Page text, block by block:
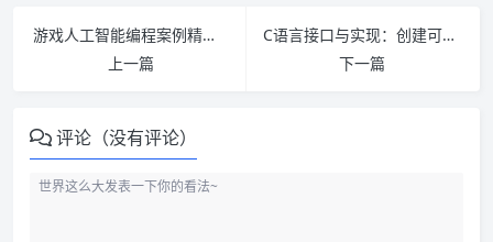
游戏人工智能编程案例精粹 PDF 下载
上一篇
C语言接口与实现：创建可重用软件的技术pdf下载
下一篇
评论（没有评论）